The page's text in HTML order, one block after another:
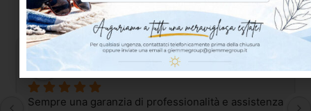
lascia una recensione su
4 days ago
Sempre una garanzia di professionalità e assistenza